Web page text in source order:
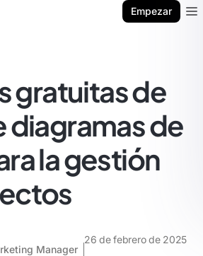
Empezar
gratuitas de
diagramas de
la gestión
Manager
26 de febrero de 2025